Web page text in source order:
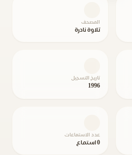
المصحف
تلاوة نادرة
تاريخ التسجيل
1996
عدد الاستماعات
0 استماع